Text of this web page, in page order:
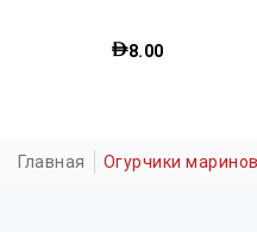
8.00
Главная Огурчики